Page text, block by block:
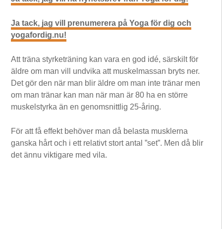
Ja tack, jag vill prenumerera på Yoga för dig och
yogafordig.nu!
Att träna styrketräning kan vara en god idé, särskilt för
äldre om man vill undvika att muskelmassan bryts ner.
Det gör den när man blir äldre om man inte tränar men
om man tränar kan man när man är 80 ha en större
muskelstyrka än en genomsnittlig 25-åring.
För att få effekt behöver man då belasta musklerna
ganska hårt och i ett relativt stort antal ”set”. Men då blir
det ännu viktigare med vila.